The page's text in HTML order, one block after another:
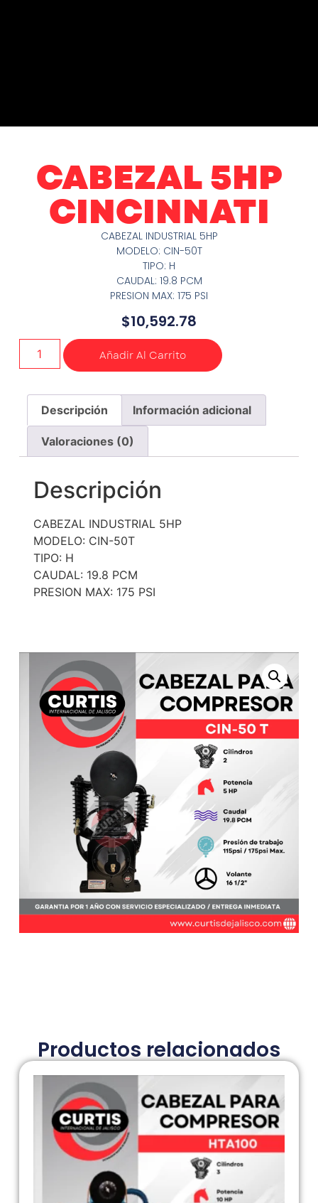
CABEZAL 5HP
CINCINNATI
CABEZAL INDUSTRIAL 5HP
MODELO: CIN-50T
TIPO: H
CAUDAL: 19.8 PCM
PRESION MAX: 175 PSI
$10,592.78
Añadir Al Carrito
Descripción Información adicional
Valoraciones (0)
Descripción
CABEZAL INDUSTRIAL 5HP
MODELO: CIN-50T
TIPO: H
CAUDAL: 19.8 PCM
PRESION MAX: 175 PSI
Productos relacionados